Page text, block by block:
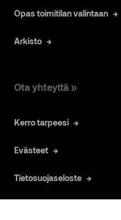
Opas toimitilan valintaan
Arkisto
Ota yhteyttä »
Kerro tarpeesi
Evästeet
Tietosuojaseloste